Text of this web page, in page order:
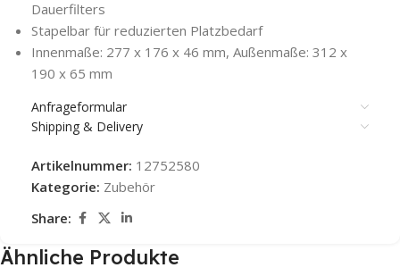
Dauerfilters
Stapelbar für reduzierten Platzbedarf
Innenmaße: 277 x 176 x 46 mm, Außenmaße: 312 x
190 x 65 mm
Anfrageformular
Shipping & Delivery
Artikelnummer: 12752580
Kategorie: Zubehör
Share:
Ähnliche Produkte